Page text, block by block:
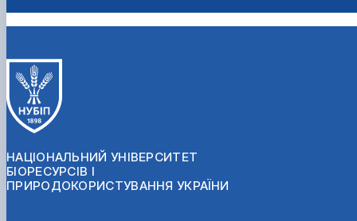
НАЦІОНАЛЬНИЙ УНІВЕРСИТЕТ
БІОРЕСУРСІВ І
ПРИРОДОКОРИСТУВАННЯ УКРАЇНИ